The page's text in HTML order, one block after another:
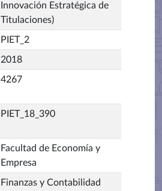
Innovación Estratégica de
Titulaciones)
PIET_2
2018
4267
PIET_18_390
Facultad de Economía y
Empresa
Finanzas y Contabilidad